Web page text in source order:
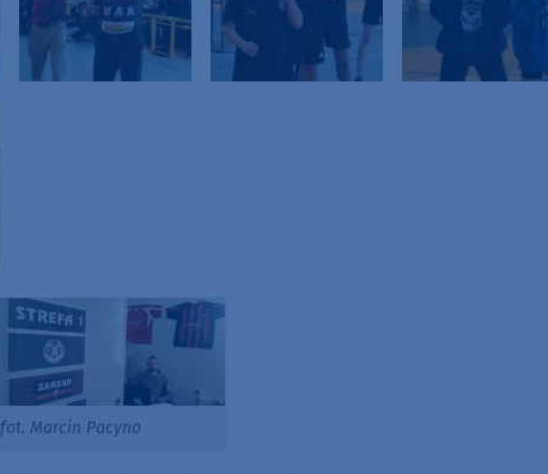
fot. Marcin Pacyno